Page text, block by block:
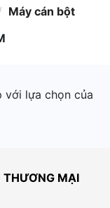
Máy cán bột
với lựa chọn của
THƯƠNG MẠI